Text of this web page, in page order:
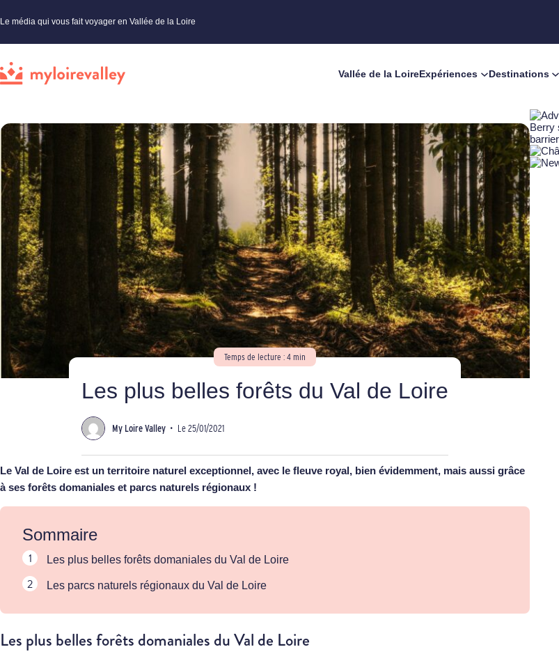
Le média qui vous fait voyager en Vallée de la Loire
Vallée de la LoireExpériences Destinations
Temps de lecture : 4 min
Les plus belles forêts du Val de Loire
My Loire Valley • Le 25/01/2021
Le Val de Loire est un territoire naturel exceptionnel, avec le fleuve royal, bien évidemment, mais aussi grâce
à ses forêts domaniales et parcs naturels régionaux !
Sommaire
Les plus belles forêts domaniales du Val de Loire
Les parcs naturels régionaux du Val de Loire
Les plus belles forêts domaniales du Val de Loire